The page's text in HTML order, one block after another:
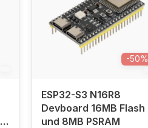
-50%
ESP32-S3 N16R8
Devboard 16MB Flash
und 8MB PSRAM